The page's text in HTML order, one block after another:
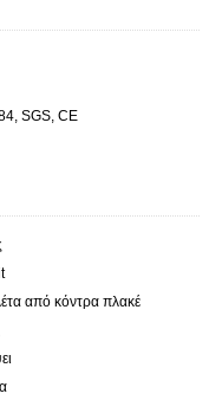
SGS, CE
από κόντρα πλακέ